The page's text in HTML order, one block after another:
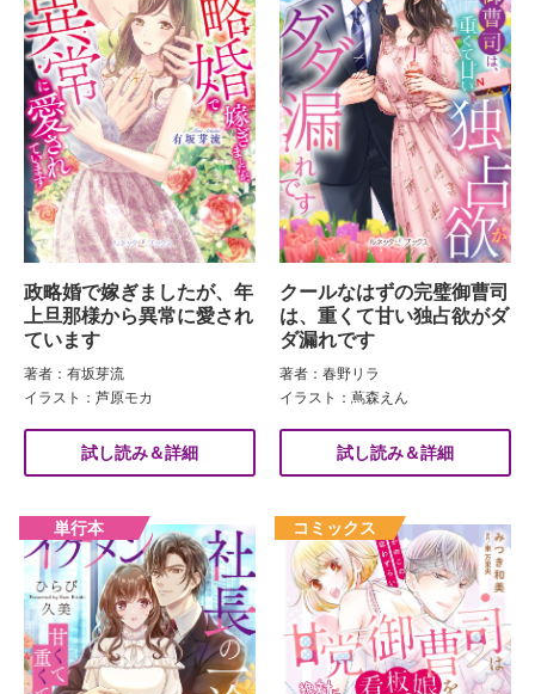
政略婚で嫁ぎましたが、年
上旦那様から異常に愛され
ています
著者：有坂芽流
イラスト：芦原モカ
試し読み＆詳細
クールなはずの完璧御曹司
は、重くて甘い独占欲がダ
ダ漏れです
著者：春野リラ
イラスト：蔦森えん
試し読み＆詳細